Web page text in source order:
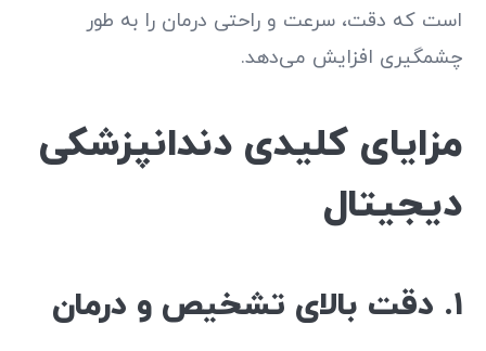
است که دقت، سرعت و راحتی درمان را به طور
چشمگیری افزایش می‌دهد.
مزایای کلیدی دندانپزشکی
دیجیتال
۱. دقت بالای تشخیص و درمان